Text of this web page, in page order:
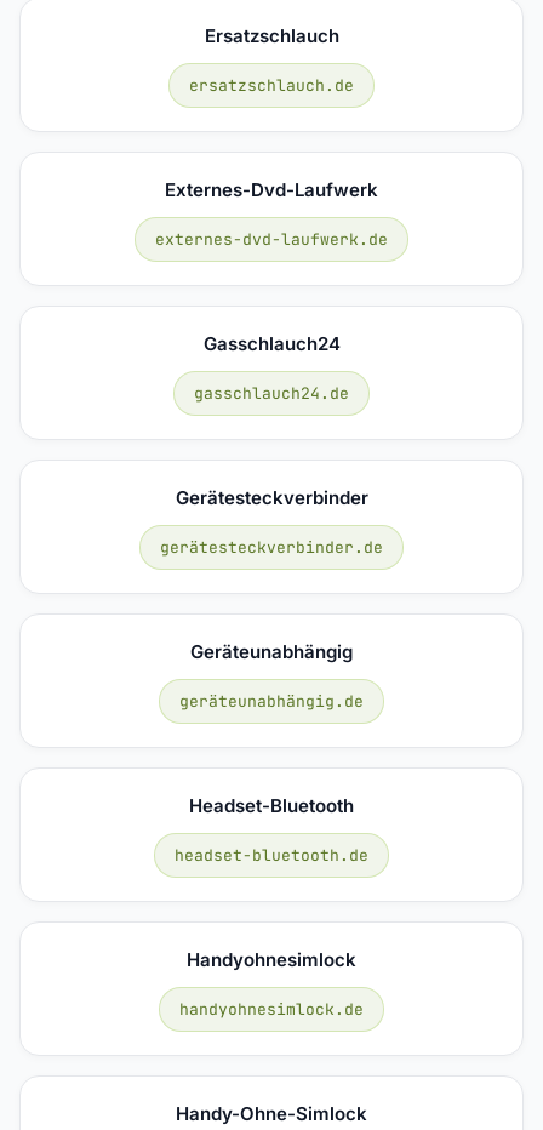
Ersatzschlauch
ersatzschlauch.de
Externes-Dvd-Laufwerk
externes-dvd-laufwerk.de
Gasschlauch24
gasschlauch24.de
Gerätesteckverbinder
gerätesteckverbinder.de
Geräteunabhängig
geräteunabhängig.de
Headset-Bluetooth
headset-bluetooth.de
Handyohnesimlock
handyohnesimlock.de
Handy-Ohne-Simlock